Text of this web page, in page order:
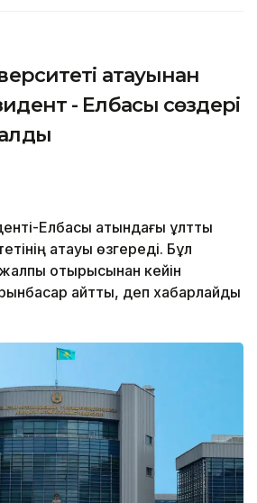
атауынан
- Елбасы сөздері
Елбасы атындағы ұлттық
атауы өзгереді. Бұл
отырысынан кейін
айтты, деп хабарлайды